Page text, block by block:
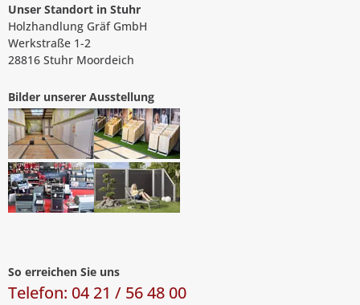
Unser Standort in Stuhr
Holzhandlung Gräf GmbH
Werkstraße 1-2
28816 Stuhr Moordeich
Bilder unserer Ausstellung
So erreichen Sie uns
Telefon: 04 21 / 56 48 00